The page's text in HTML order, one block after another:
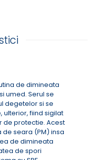
si prin protectia pe
timp sanatatea
ser se potenteaza
premature a
la o multime de
deteriorarea
antioxidantilor este
liberi (molecule
de dimineata
umed. Serul se
degetelor si se
fiind sigilat
de protectie. Acest
de seara (PM) insa
de dimineata
de spori